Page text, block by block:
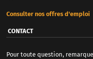
Consulter nos offres d'emploi
CONTACT
Pour toute question,